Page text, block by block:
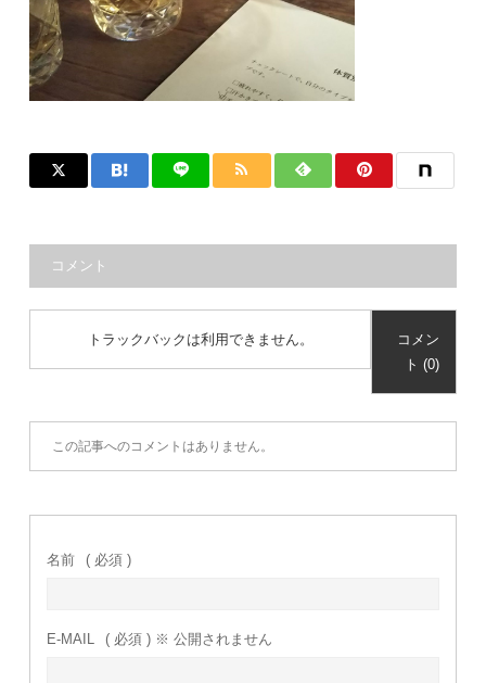
コメント
トラックバックは利用できません。
コメン
ト (0)
この記事へのコメントはありません。
名前 ( 必須 )
E-MAIL ( 必須 ) ※ 公開されません